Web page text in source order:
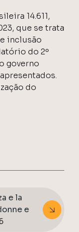
14.611,
que se trata
inclusão
do 2º
governo
do
e la
e